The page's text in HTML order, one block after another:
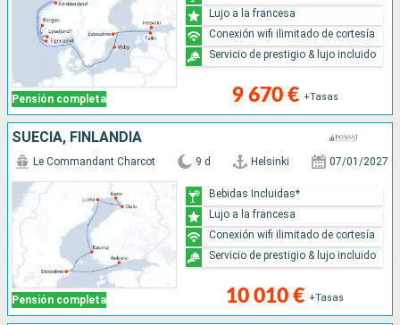
Pensión completa 9 670 € +Tasas
Lujo a la francesa
Conexión wifi ilimitado de cortesía
Servicio de prestigio & lujo incluido
SUECIA, FINLANDIA
Pensión completa
Le Commandant Charcot 9 d Helsinki 07/01/2027
10 010 € +Tasas
Bebidas Incluidas*
Lujo a la francesa
Conexión wifi ilimitado de cortesía
Servicio de prestigio & lujo incluido